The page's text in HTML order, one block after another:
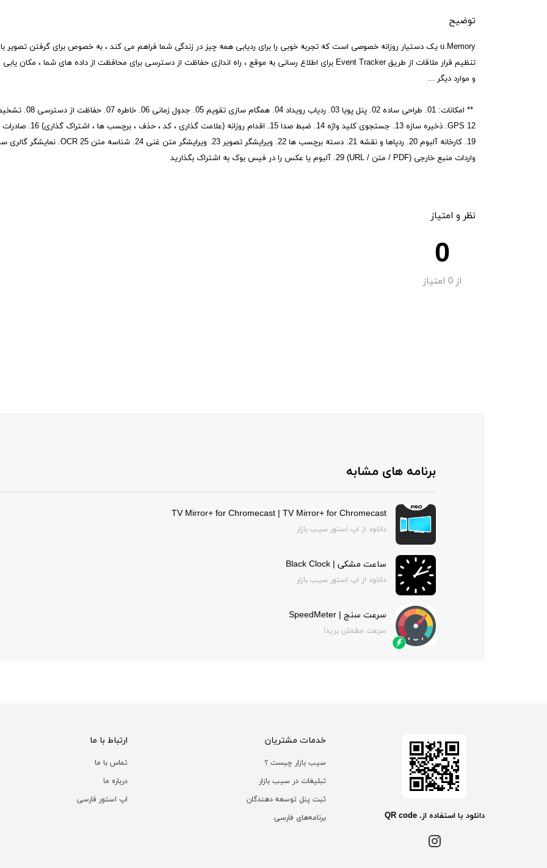
توضیح
و موارد دیگر ...
واردات منبع خارجی (PDF / متن / URL) 29. آلبوم یا عکس را در فیس بوک به اشتراک بگذارید
نظر و امتیاز
0
از0 امتیاز
برنامه های مشابه
TV Mirror+ for Chromecast | TV Mirror+ for Chromecast
دانلود از اپ استور سیب بازار
ساعت مشکی | Black Clock
دانلود از اپ استور سیب بازار
سرعت سنج | SpeedMeter
سرعت مطمئن برید!
دانلود با استفاده از. QR code
خدمات مشتریان
سیب بازار چیست ؟
تبلیغات در سیب بازار
ثبت پنل توسعه دهندگان
برنامه‌های فارسی
ارتباط با ما
تماس با ما
درباره ما
اپ استور فارسی